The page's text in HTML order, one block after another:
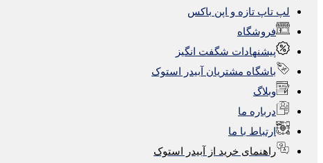
لپ تاپ تازه و اپن باکس
فروشگاه
پیشنهادات شگفت انگیز
باشگاه مشتریان آبیدر استوک
وبلاگ
درباره ما
ارتباط با ما
راهنمای خرید از آبیدر استوک